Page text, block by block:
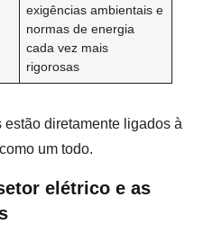
exigências ambientais e
normas de energia
cada vez mais
rigorosas
diretamente ligados à
um todo.
elétrico e as